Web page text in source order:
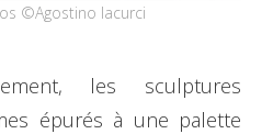
©Agostino Iacurci
les sculptures
épurés à une palette